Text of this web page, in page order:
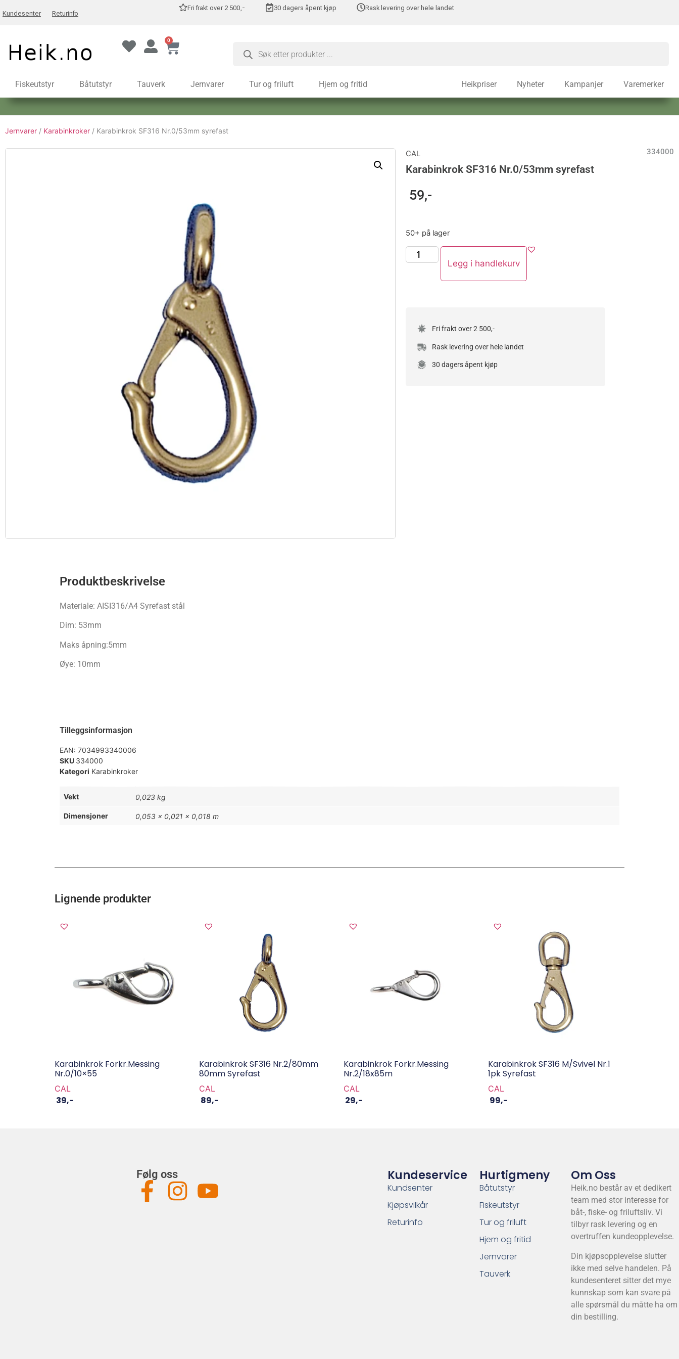
Kundesenter Returinfo
Fri frakt over 2 500,- 30 dagers åpent kjøp Rask levering over hele landet
0
Fiskeutstyr Båtutstyr Tauverk Jernvarer Tur og friluft Hjem og fritid Heikpriser Nyheter Kampanjer Varemerker
Jernvarer / Karabinkroker / Karabinkrok SF316 Nr.0/53mm syrefast
CAL 334000
Karabinkrok SF316 Nr.0/53mm syrefast
59,-
50+ på lager
Legg i handlekurv
Fri frakt over 2 500,-
Rask levering over hele landet
30 dagers åpent kjøp
Produktbeskrivelse
Materiale: AISI316/A4 Syrefast stål
Dim: 53mm
Maks åpning:5mm
Øye: 10mm
Tilleggsinformasjon
EAN: 7034993340006
SKU 334000
Kategori Karabinkroker
Vekt 0,023 kg
Dimensjoner 0,053 × 0,021 × 0,018 m
Lignende produkter
Karabinkrok Forkr.Messing
Nr.0/10×55
CAL
39,-
Karabinkrok SF316 Nr.2/80mm
80mm Syrefast
CAL
89,-
Karabinkrok Forkr.Messing
Nr.2/18x85m
CAL
29,-
Karabinkrok SF316 M/svivel Nr.1
1pk Syrefast
CAL
99,-
Følg oss Kundeservice
Kundsenter
Kjøpsvilkår
Returinfo
Hurtigmeny
Båtutstyr
Fiskeutstyr
Tur og friluft
Hjem og fritid
Jernvarer
Tauverk
Om Oss
Heik.no består av et dedikert
team med stor interesse for
båt-, fiske- og friluftsliv. Vi
tilbyr rask levering og en
overtruffen kundeopplevelse.
Din kjøpsopplevelse slutter
ikke med selve handelen. På
kundesenteret sitter det mye
kunnskap som kan svare på
alle spørsmål du måtte ha om
din bestilling.